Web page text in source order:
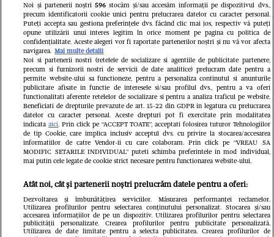
Îmbulzeală și bătaie pe promoții la
deschiderea magazinului lui Călin
Donca din București. O femeie a fost
luată cu ambulanța
Noi și partenerii noștri 596stocăm și/sau accesăm informații pe dispozitivul dvs.,
precum identificatorii cookie unici pentru prelucrarea datelor cu caracter personal.
Puteți accepta sau gestiona preferințele dvs. făcând clic mai jos, respectiv vă puteți
opune utilizării unui interes legitim în orice moment pe pagina cu politica de
confidențialitate. Aceste alegeri vor fi raportate partenerilor noștri și nu vă vor afecta
navigarea. Mai multe detalii
Noi si partenerii nostri (retelele de socializare si agentiile de publicitate partenere,
precum si furnizorii nostri de servicii de date analitice) prelucram date pentru a
permite website-ului sa functioneze, pentru a personaliza continutul si anunturile
publicitare afisate in functie de interesele si/sau profilul dvs., pentru a va oferi
functionalitati aferente retelelor de socializare si pentru a analiza traficul pe website.
Beneficiati de drepturile prevazute de art. 15-22 din GDPR in legatura cu prelucrarea
datelor cu caracter personal. Aceste drepturi pot fi exercitate prin modalitatea
indicataaici. Prin click pe “ACCEPT TOATE”, acceptati folosirea tuturor Tehnologiilor
de tip Cookie, care implica inclusiv acceptul dvs. cu privire la stocarea/accesarea
informatiilor de catre Vendor-ii cu care colaboram. Prin click pe “VREAU SA
MODIFIC SETARILE INDIVIDUAL” puteti schimba preferintele in mod individual,
mai putin cele legate de cookie strict necesare pentru functionarea website-ului.
Atât noi, cât și partenerii noștri prelucrăm datele pentru a oferi:
Dezvoltarea și îmbunătățirea serviciilor. Măsurarea performanței reclamelor.
Utilizarea profilurilor pentru selectarea conținutului personalizat. Stocarea și/sau
accesarea informațiilor de pe un dispozitiv. Utilizarea profilurilor pentru selectarea
publicității personalizate. Crearea profilurilor pentru publicitate personalizată.
Utilizarea de date limitate pentru a selecta publicitatea. Crearea profilurilor de